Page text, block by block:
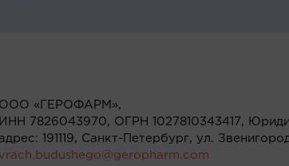
ООО «ГЕРОФАРМ»,
ИНН 7826043970, ОГРН 1027810343417,
адрес: 191119, Санкт-Петербург, ул.
vrach.budushego@geropharm.com